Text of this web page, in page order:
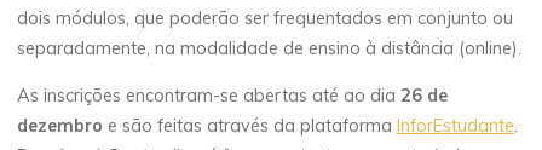
dois módulos, que poderão ser frequentados em conjunto ou
separadamente, na modalidade de ensino à distância (online).
As inscrições encontram-se abertas até ao dia 26 de
dezembro e são feitas através da plataformaInforEstudante.